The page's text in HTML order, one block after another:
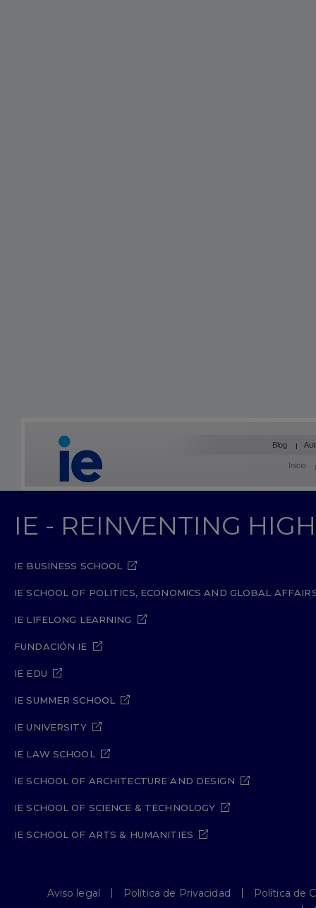
Blog
Inicio
IE - REINVENTING
IE BUSINESS SCHOOL
IE SCHOOL OF POLITICS, ECONOMICS AND GLOBAL
IE LIFELONG LEARNING
FUNDACIÓN IE
IE EDU
IE SUMMER SCHOOL
IE UNIVERSITY
IE LAW SCHOOL
IE SCHOOL OF ARCHITECTURE AND DESIGN
IE SCHOOL OF SCIENCE & TECHNOLOGY
IE SCHOOL OF ARTS & HUMANITIES
Aviso legal Política de Privacidad
Política de